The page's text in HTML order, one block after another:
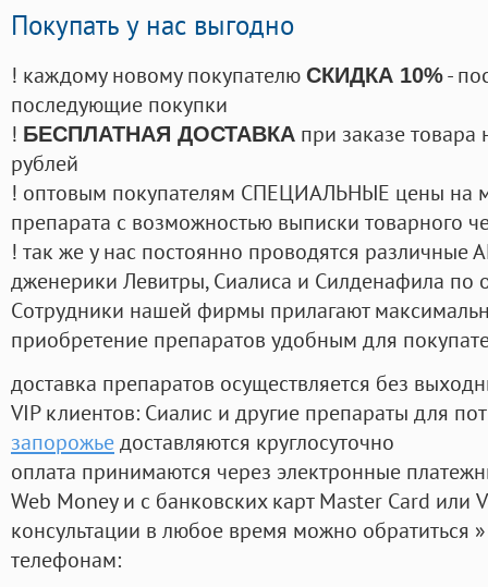
Покупать у нас выгодно
! каждому новому покупателю СКИДКА 10%-
последующие покупки
! БЕСПЛАТНАЯ ДОСТАВКА при заказе
рублей
! оптовым покупателям СПЕЦИАЛЬНЫЕ цены на
препарата с возможностью выписки товарного
! так же у нас постоянно проводятся
дженерики Левитры, Сиалиса и Силденафила по
Cотрудники нашей фирмы прилагают
приобретение препаратов удобным для
доставка препаратов осуществляется без
VIP клиентов: Сиалис и другие препараты для
запорожьедоставляются круглосуточно
оплата принимаются через электронные
Web Money и с банковских карт Master Card или
консультации в любое время можно обратиться
телефонам: